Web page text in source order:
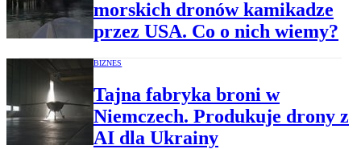
morskich dronów kamikadze
przez USA. Co o nich wiemy?
BIZNES
Tajna fabryka broni w
Niemczech. Produkuje drony z
AI dla Ukrainy